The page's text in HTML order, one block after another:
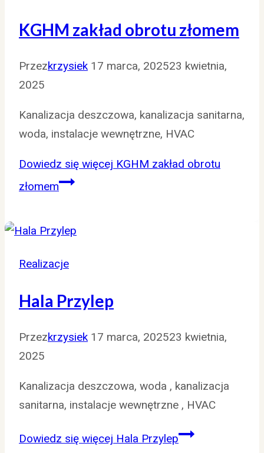
KGHM zakład obrotu złomem
Przezkrzysiek 17 marca, 202523 kwietnia,
2025
Kanalizacja deszczowa, kanalizacja sanitarna,
woda, instalacje wewnętrzne, HVAC
Dowiedz się więcej KGHM zakład obrotu
złomem
Realizacje
Hala Przylep
Przezkrzysiek 17 marca, 202523 kwietnia,
2025
Kanalizacja deszczowa, woda , kanalizacja
sanitarna, instalacje wewnętrzne , HVAC
Dowiedz się więcej Hala Przylep